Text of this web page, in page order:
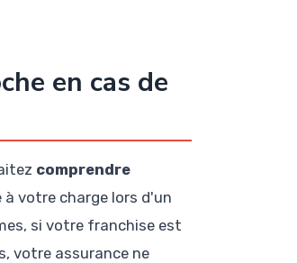
en cas de
comprendre
à votre charge lors d'un
si votre franchise est
votre assurance ne